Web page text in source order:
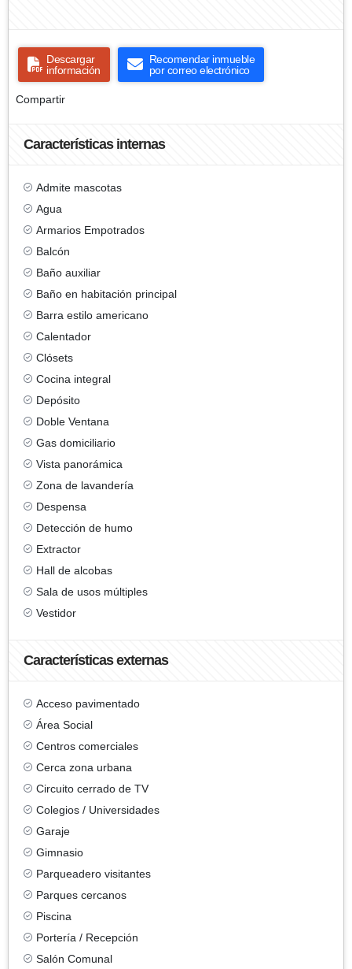
Descargar
información
Recomendar inmueble
por correo electrónico
Compartir
Características internas
Admite mascotas
Agua
Armarios Empotrados
Balcón
Baño auxiliar
Baño en habitación principal
Barra estilo americano
Calentador
Clósets
Cocina integral
Depósito
Doble Ventana
Gas domiciliario
Vista panorámica
Zona de lavandería
Despensa
Detección de humo
Extractor
Hall de alcobas
Sala de usos múltiples
Vestidor
Características externas
Acceso pavimentado
Área Social
Centros comerciales
Cerca zona urbana
Circuito cerrado de TV
Colegios / Universidades
Garaje
Gimnasio
Parqueadero visitantes
Parques cercanos
Piscina
Portería / Recepción
Salón Comunal